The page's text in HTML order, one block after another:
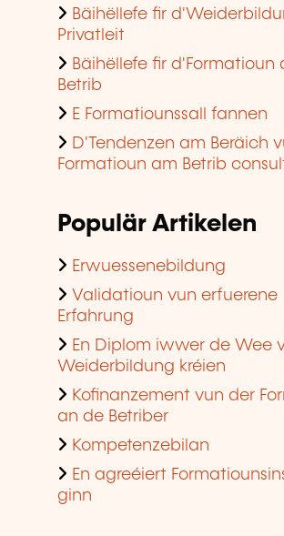
Bäihëllefe fir
Privatleit
Bäihëllefe fir d'Formatioun
Betrib
E Formatiounssall fannen
D'Tendenzen am Beräich
Formatioun am Betrib
Populär Artikelen
Erwuessenebildung
Validatioun vun erfuerene
Erfahrung
En Diplom iwwer de Wee
Weiderbildung kréien
Kofinanzement vun der
an de Betriber
Kompetenzebilan
En agreéiert
ginn